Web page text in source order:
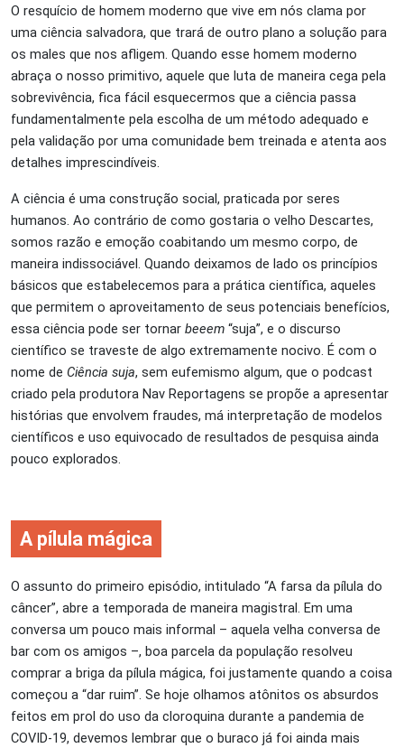
O resquício de homem moderno que vive em nós clama por
uma ciência salvadora, que trará de outro plano a solução para
os males que nos afligem. Quando esse homem moderno
abraça o nosso primitivo, aquele que luta de maneira cega pela
sobrevivência, fica fácil esquecermos que a ciência passa
fundamentalmente pela escolha de um método adequado e
pela validação por uma comunidade bem treinada e atenta aos
detalhes imprescindíveis.
A ciência é uma construção social, praticada por seres
humanos. Ao contrário de como gostaria o velho Descartes,
somos razão e emoção coabitando um mesmo corpo, de
maneira indissociável. Quando deixamos de lado os princípios
básicos que estabelecemos para a prática científica, aqueles
que permitem o aproveitamento de seus potenciais benefícios,
essa ciência pode ser tornar beeem “suja”, e o discurso
científico se traveste de algo extremamente nocivo. É com o
nome de Ciência suja, sem eufemismo algum, que o podcast
criado pela produtora Nav Reportagens se propõe a apresentar
histórias que envolvem fraudes, má interpretação de modelos
científicos e uso equivocado de resultados de pesquisa ainda
pouco explorados.
A pílula mágica
O assunto do primeiro episódio, intitulado “A farsa da pílula do
câncer”, abre a temporada de maneira magistral. Em uma
conversa um pouco mais informal – aquela velha conversa de
bar com os amigos –, boa parcela da população resolveu
comprar a briga da pílula mágica, foi justamente quando a coisa
começou a “dar ruim”. Se hoje olhamos atônitos os absurdos
feitos em prol do uso da cloroquina durante a pandemia de
COVID-19, devemos lembrar que o buraco já foi ainda mais